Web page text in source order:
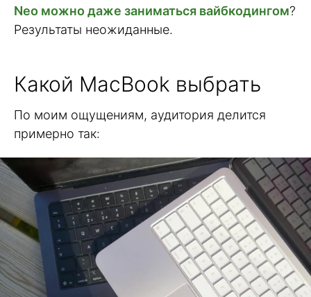
Neo можно даже заниматься вайбкодингом?
Результаты неожиданные.
Какой MacBook выбрать
По моим ощущениям, аудитория делится
примерно так: